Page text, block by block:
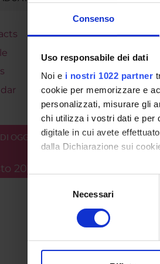
Consenso
Uso responsabile dei dati
Noi e i nostri 1022 partner
cookie per memorizzare e
personalizzati, misurare gli
chi utilizza i vostri dati e per
digitale in cui avete
dalla Dichiarazione sui
Con il tuo consenso,
raccogliere
digitali).
modificare o ritirare il tuo
Selezione
Necessari
OGGI
2026
1°
1°
1°
1°
Type